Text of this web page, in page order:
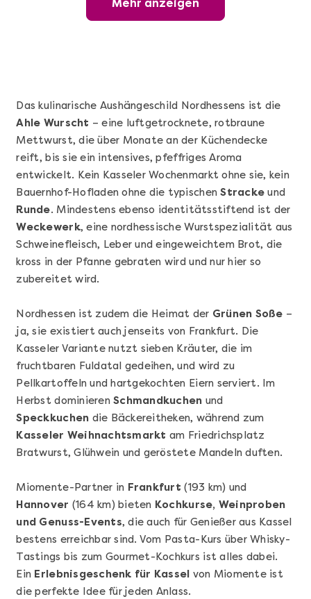
Wunderschöner Weinabend
Mehr anzeigen
Sushi Basic Kurs Bonn
Mehr anzeigen
Mehr anzeigen
Das kulinarische Aushängeschild Nordhessens ist die
Ahle Wurscht – eine luftgetrocknete, rotbraune
Mettwurst, die über Monate an der Küchendecke
reift, bis sie ein intensives, pfeffriges Aroma
entwickelt. Kein Kasseler Wochenmarkt ohne sie, kein
Bauernhof-Hofladen ohne die typischenStracke und
Runde. Mindestens ebenso identitätsstiftend ist der
Weckewerk, eine nordhessische Wurstspezialität aus
Schweinefleisch, Leber und eingeweichtem Brot, die
kross in der Pfanne gebraten wird und nur hier so
zubereitet wird.
Nordhessen ist zudem die Heimat der Grünen Soße –
ja, sie existiert auch jenseits von Frankfurt. Die
Kasseler Variante nutzt sieben Kräuter, die im
fruchtbaren Fuldatal gedeihen, und wird zu
Pellkartoffeln und hartgekochten Eiern serviert. Im
Herbst dominierenSchmandkuchen und
Speckkuchen die Bäckereitheken, während zum
Kasseler Weihnachtsmarkt am Friedrichsplatz
Bratwurst, Glühwein und geröstete Mandeln duften.
Miomente-Partner in Frankfurt (193 km) und
Hannover (164 km) bieten Kochkurse, Weinproben
und Genuss-Events, die auch für Genießer aus Kassel
bestens erreichbar sind. Vom Pasta-Kurs über Whisky-
Tastings bis zum Gourmet-Kochkurs ist alles dabei.
Ein Erlebnisgeschenk für Kassel von Miomente ist
die perfekte Idee für jeden Anlass.